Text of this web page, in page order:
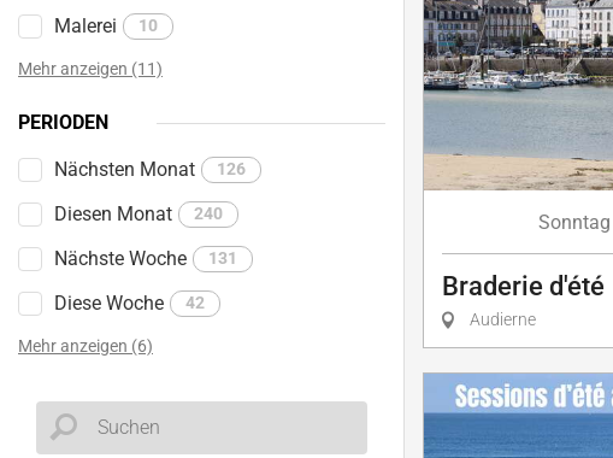
Malerei 10
Mehr anzeigen (11)
PERIODEN
Nächsten Monat 126
Diesen Monat 240
Nächste Woche 131
Diese Woche 42
Mehr anzeigen (6)
Sonntag
Braderie d'été
Audierne